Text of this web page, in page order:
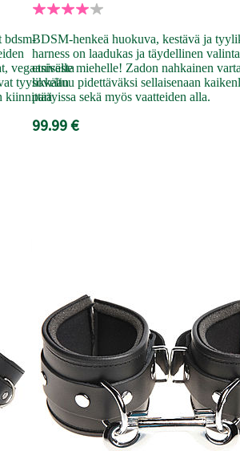
bdsm-
vegaanisesta
tyylikkään
kiinnittää
BDSM-henkeä huokuva, kestävä ja
harness on laadukas ja täydellinen
etsivälle miehelle! Zadon nahkainen
soveltuu pidettäväksi sellaisenaan
partyissa sekä myös vaatteiden alla.
99.99 €